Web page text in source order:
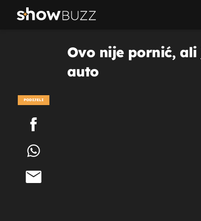
Ovo nije pornić,
auto
PODIJELI